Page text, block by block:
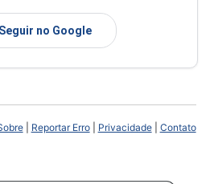
Seguir no Google
| Reportar Erro| Privacidade| Contato